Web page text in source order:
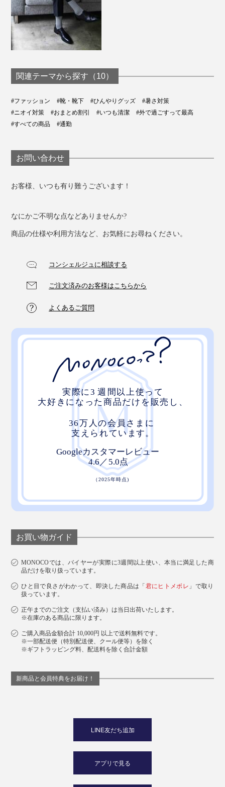
関連テーマから探す（10）
#ファッション #靴・靴下 #ひんやりグッズ
#暑さ対策
#ニオイ対策
#おまとめ割引 #いつも清潔
#外で過ごすって最高
#すべての商品
#通勤
お問い合わせ
お客様、いつも有り難うございます！
なにかご不明な点などありませんか?
商品の仕様や利用方法など、お気軽にお尋ねください。
コンシェルジュに相談する
ご注文済みのお客様はこちらから
よくあるご質問
お買い物ガイド
MONOCOでは、バイヤーが実際に3週間以上使い、本当に満足した商
品だけを取り扱っています。
ひと目で良さがわかって、即決した商品は「君にヒトメボレ 」で取り
扱っています。
正午までのご注文（支払い済み）は当日出荷いたします。
※在庫のある商品に限ります。
ご購入商品金額合計 10,000円 以上で送料無料です。
※一部配送便（特別配送便、クール便等）を除く
※ギフトラッピング料、配送料を除く合計金額
新商品と会員特典をお届け！
LINE友だち追加
アプリで見る